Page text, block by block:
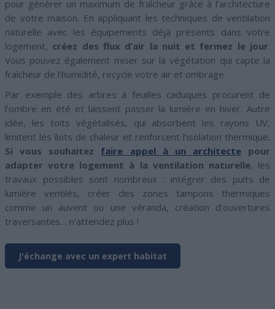
pour générer un maximum de fraîcheur grâce à l’architecture
de votre maison. En appliquant les techniques de ventilation
naturelle avec les équipements déjà présents dans votre
logement, créez des flux d’air la nuit et fermez le jour.
Vous pouvez également miser sur la végétation qui capte la
fraîcheur de l’humidité, recycle votre air et ombrage.
Par exemple des arbres à feuilles caduques procurent de
l’ombre en été et laissent passer la lumière en hiver. Autre
idée, les toits végétalisés, qui absorbent les rayons UV,
limitent les îlots de chaleur et renforcent l’isolation thermique.
Si vous souhaitez faire appel à un architectepour
adapter votre logement à la ventilation naturelle, les
travaux possibles sont nombreux : intégrer des puits de
lumière ventilés, créer des zones tampons thermiques
comme un auvent ou une véranda, création d’ouvertures
traversantes… n’attendez plus !
J'échange avec un expert habitat